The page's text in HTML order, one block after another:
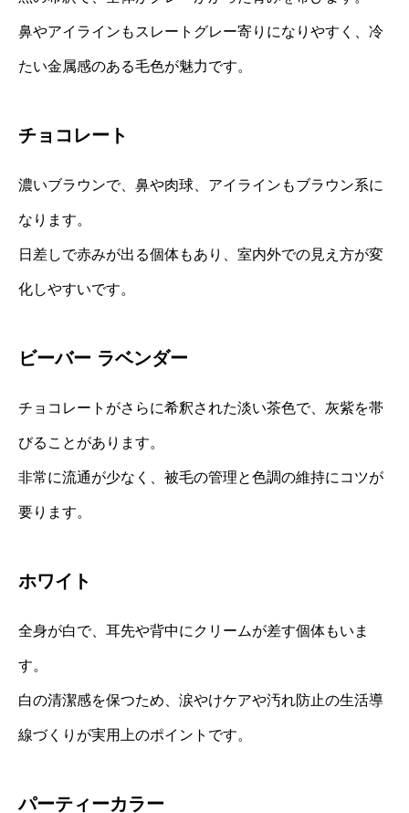
鼻やアイラインもスレートグレー寄りになりやすく、冷
たい金属感のある毛色が魅力です。
チョコレート
濃いブラウンで、鼻や肉球、アイラインもブラウン系に
なります。
日差しで赤みが出る個体もあり、室内外での見え方が変
化しやすいです。
ビーバー ラベンダー
チョコレートがさらに希釈された淡い茶色で、灰紫を帯
びることがあります。
非常に流通が少なく、被毛の管理と色調の維持にコツが
要ります。
ホワイト
全身が白で、耳先や背中にクリームが差す個体もいま
す。
白の清潔感を保つため、涙やけケアや汚れ防止の生活導
線づくりが実用上のポイントです。
パーティーカラー